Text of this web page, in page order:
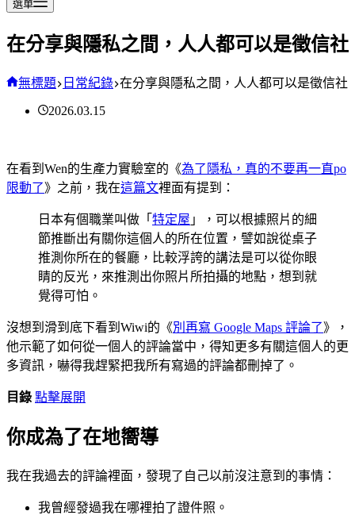
選單
在分享與隱私之間，人人都可以是徵信社
無標題 日常紀錄 在分享與隱私之間，人人都可以是徵信社
2026.03.15
在看到Wen的生產力實驗室的《為了隱私，真的不要再一直po
限動了》之前，我在這篇文裡面有提到：
日本有個職業叫做「 特定屋 」，可以根據照片的細
節推斷出有關你這個人的所在位置，譬如說從桌子
推測你所在的餐廳，比較浮誇的講法是可以從你眼
睛的反光，來推測出你照片所拍攝的地點，想到就
覺得可怕。
沒想到滑到底下看到Wiwi的《別再寫 Google Maps 評論了》，
他示範了如何從一個人的評論當中，得知更多有關這個人的更
多資訊，嚇得我趕緊把我所有寫過的評論都刪掉了。
目錄 點擊展開
你成為了在地嚮導
我在我過去的評論裡面，發現了自己以前沒注意到的事情：
我曾經發過我在哪裡拍了證件照。